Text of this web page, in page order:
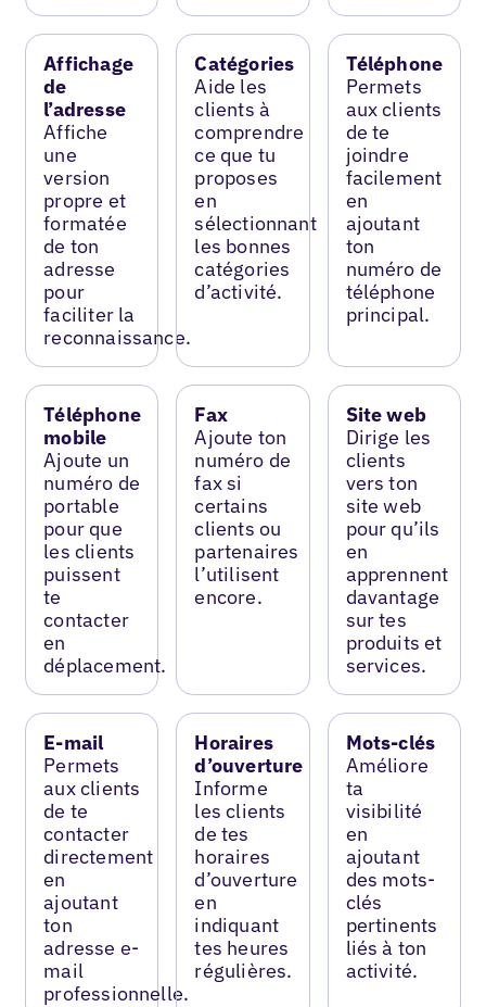
Affichage
de
l’adresse
Affiche
une
version
propre et
formatée
de ton
adresse
pour
faciliter la
reconnaissance.
Catégories
Aide les
clients à
comprendre
ce que tu
proposes
en
sélectionnant
les bonnes
catégories
d’activité.
Téléphone
Permets
aux clients
de te
joindre
facilement
en
ajoutant
ton
numéro de
téléphone
principal.
Téléphone
mobile
Ajoute un
numéro de
portable
pour que
les clients
puissent
te
contacter
en
déplacement.
Fax
Ajoute ton
numéro de
fax si
certains
clients ou
partenaires
l’utilisent
encore.
Site web
Dirige les
clients
vers ton
site web
pour qu’ils
en
apprennent
davantage
sur tes
produits et
services.
E-mail
Permets
aux clients
de te
contacter
directement
en
ajoutant
ton
adresse e-
mail
professionnelle.
Horaires
d’ouverture
Informe
les clients
de tes
horaires
d’ouverture
en
indiquant
tes heures
régulières.
Mots-clés
Améliore
ta
visibilité
en
ajoutant
des mots-
clés
pertinents
liés à ton
activité.